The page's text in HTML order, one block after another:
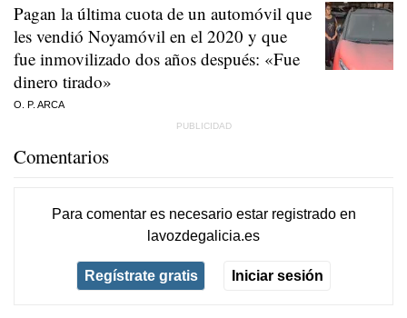
Pagan la última cuota de un automóvil que
les vendió Noyamóvil en el 2020 y que
fue inmovilizado dos años después: «Fue
dinero tirado»
O. P. ARCA
Comentarios
Para comentar es necesario estar registradoen
lavozdegalicia.es
Regístrate gratis Iniciar sesión